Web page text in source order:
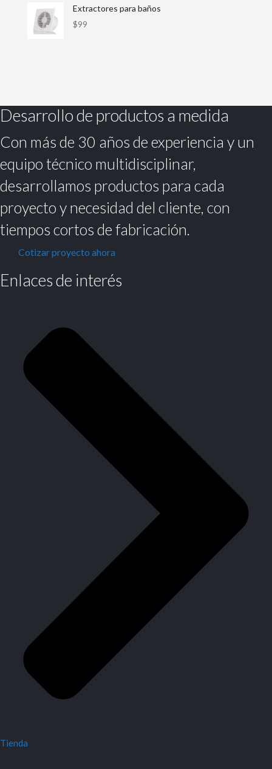
Extractores para baños
$99
Desarrollo de productos a medida
Con más de 30 años de experiencia y un
equipo técnico multidisciplinar,
desarrollamos productos para cada
proyecto y necesidad del cliente, con
tiempos cortos de fabricación.
Cotizar proyecto ahora
Enlaces de interés
Tienda